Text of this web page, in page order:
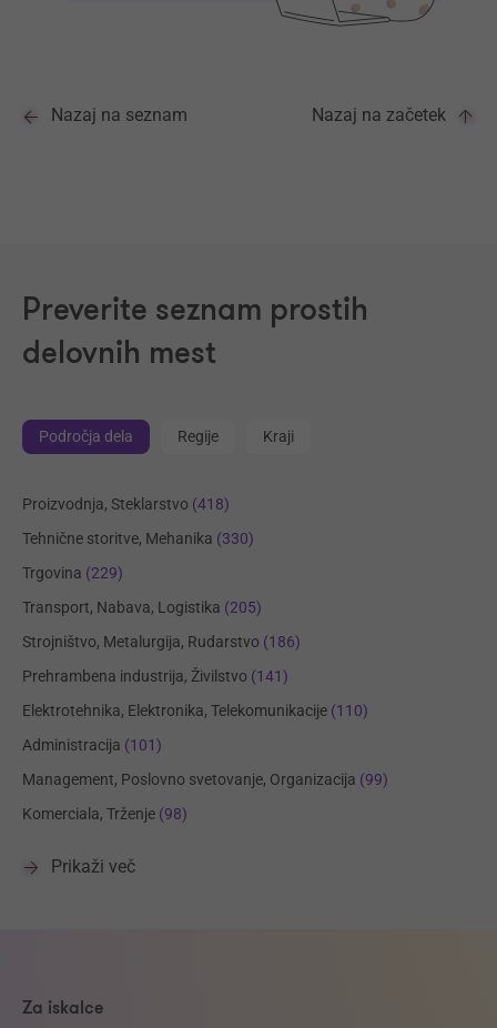
Nazaj na seznam Nazaj na začetek
Preverite seznam prostih
delovnih mest
Področja dela Regije Kraji
Proizvodnja, Steklarstvo (418)
Tehnične storitve, Mehanika (330)
Trgovina (229)
Transport, Nabava, Logistika (205)
Strojništvo, Metalurgija, Rudarstvo (186)
Prehrambena industrija, Živilstvo (141)
Elektrotehnika, Elektronika, Telekomunikacije (110)
Administracija (101)
Management, Poslovno svetovanje, Organizacija (99)
Komerciala, Trženje (98)
Prikaži več
Za iskalce